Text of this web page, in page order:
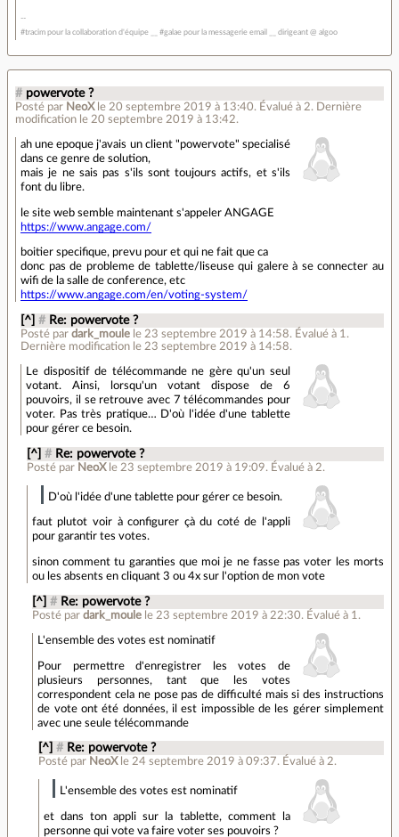
#tracim pour la collaboration d'équipe __ #galae pour la messagerie email __ dirigeant @ algoo
# powervote ?
Posté par NeoX le 20 septembre 2019 à 13:40. Évalué à 2. Dernière
modification le 20 septembre 2019 à 13:42.
ah une epoque j'avais un client "powervote" specialisé
dans ce genre de solution,
mais je ne sais pas s'ils sont toujours actifs, et s'ils
font du libre.
le site web semble maintenant s'appeler ANGAGE
https://www.angage.com/
boitier specifique, prevu pour et qui ne fait que ca
donc pas de probleme de tablette/liseuse qui galere à se connecter au
wifi de la salle de conference, etc
https://www.angage.com/en/voting-system/
[^] # Re: powervote ?
Posté pardark_moule le 23 septembre 2019 à 14:58. Évalué à 1 .
Dernière modification le 23 septembre 2019 à 14:58.
Le dispositif de télécommande ne gère qu'un seul
votant. Ainsi, lorsqu'un votant dispose de 6
pouvoirs, il se retrouve avec 7 télécommandes pour
voter. Pas très pratique… D'où l'idée d'une tablette
pour gérer ce besoin.
[^] # Re: powervote ?
Posté par NeoX le 23 septembre 2019 à 19:09. Évalué à 2.
D'où l'idée d'une tablette pour gérer ce besoin.
faut plutot voir à configurer çà du coté de l'appli
pour garantir tes votes.
sinon comment tu garanties que moi je ne fasse pas voter les morts
ou les absents en cliquant 3 ou 4x sur l'option de mon vote
[^] # Re: powervote ?
Posté pardark_moule le 23 septembre 2019 à 22:30. Évalué à 1 .
L'ensemble des votes est nominatif
Pour permettre d'enregistrer les votes de
plusieurs personnes, tant que les votes
correspondent cela ne pose pas de difficulté mais si des instructions
de vote ont été données, il est impossible de les gérer simplement
avec une seule télécommande
[^] # Re: powervote ?
Posté par NeoX le 24 septembre 2019 à 09:37. Évalué à 2.
L'ensemble des votes est nominatif
et dans ton appli sur la tablette, comment la
personne qui vote va faire voter ses pouvoirs ?